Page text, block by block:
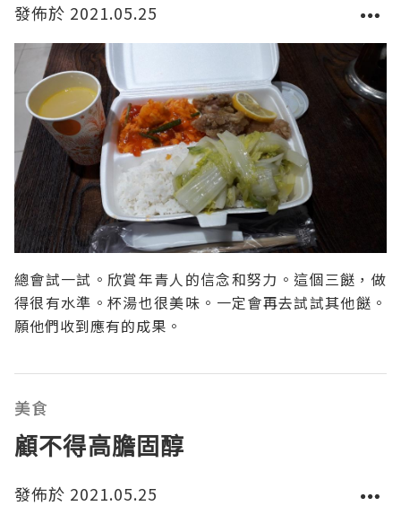
發佈於 2021.05.25
總會試一試。欣賞年青人的信念和努力。這個三餸，做
得很有水準。杯湯也很美味。一定會再去試試其他餸。
願他們收到應有的成果。
美食
顧不得高膽固醇
發佈於 2021.05.25